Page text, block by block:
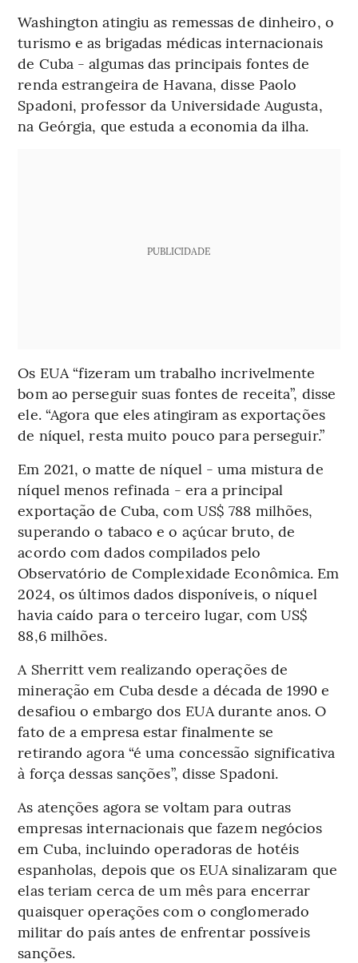
Washington atingiu as remessas de dinheiro, o
turismo e as brigadas médicas internacionais
de Cuba - algumas das principais fontes de
renda estrangeira de Havana, disse Paolo
Spadoni, professor da Universidade Augusta,
na Geórgia, que estuda a economia da ilha.
PUBLICIDADE
Os EUA “fizeram um trabalho incrivelmente
bom ao perseguir suas fontes de receita”, disse
ele. “Agora que eles atingiram as exportações
de níquel, resta muito pouco para perseguir.”
Em 2021, o matte de níquel - uma mistura de
níquel menos refinada - era a principal
exportação de Cuba, com US$ 788 milhões,
superando o tabaco e o açúcar bruto, de
acordo com dados compilados pelo
Observatório de Complexidade Econômica. Em
2024, os últimos dados disponíveis, o níquel
havia caído para o terceiro lugar, com US$
88,6 milhões.
A Sherritt vem realizando operações de
mineração em Cuba desde a década de 1990 e
desafiou o embargo dos EUA durante anos. O
fato de a empresa estar finalmente se
retirando agora “é uma concessão significativa
à força dessas sanções”, disse Spadoni.
As atenções agora se voltam para outras
empresas internacionais que fazem negócios
em Cuba, incluindo operadoras de hotéis
espanholas, depois que os EUA sinalizaram que
elas teriam cerca de um mês para encerrar
quaisquer operações com o conglomerado
militar do país antes de enfrentar possíveis
sanções.